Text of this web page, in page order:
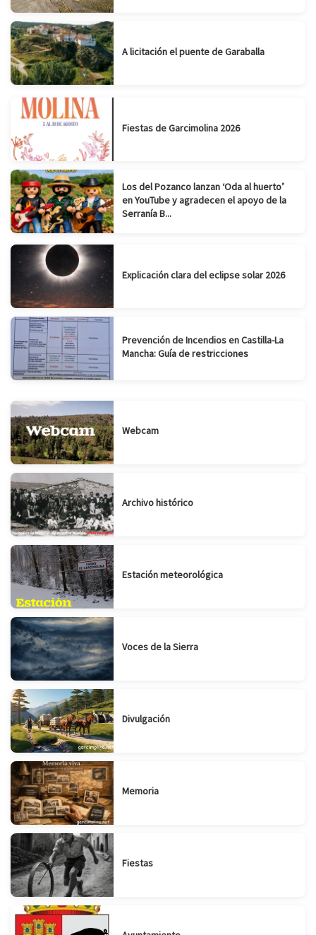
A licitación el puente de Garaballa
Fiestas de Garcimolina 2026
Los del Pozanco lanzan ‘Oda al huerto’
en YouTube y agradecen el apoyo de la
Serranía B...
Explicación clara del eclipse solar 2026
Prevención de Incendios en Castilla-La
Mancha: Guía de restricciones
Webcam
Archivo histórico
Estación meteorológica
Voces de la Sierra
Divulgación
Memoria
Fiestas